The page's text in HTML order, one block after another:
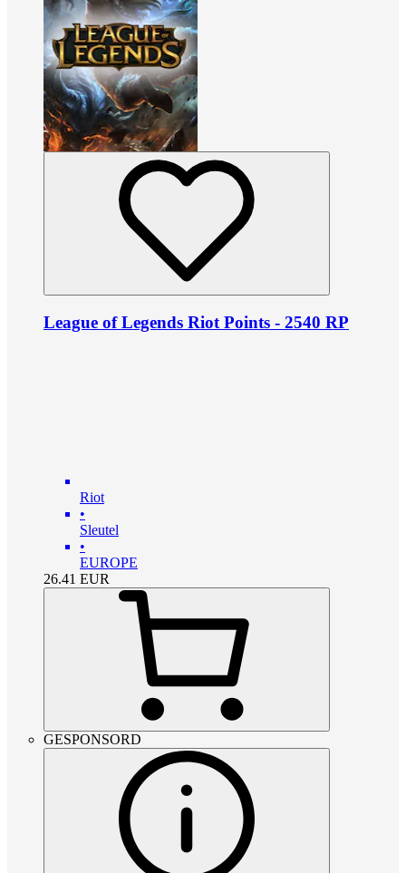
League of Legends Riot Points - 2540 RP
Riot
•
Sleutel
•
EUROPE
26.41 EUR
GESPONSORD